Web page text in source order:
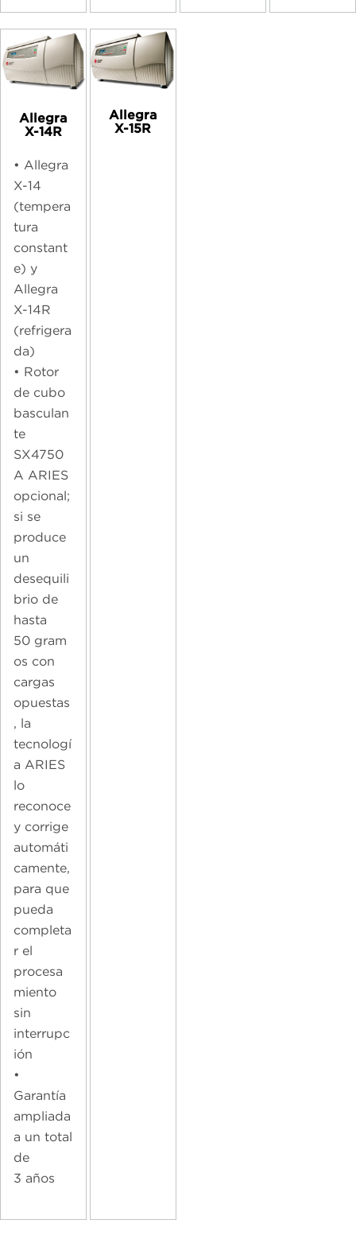
Allegra
X-14R
• Allegra
X-14
(tempera
tura
constant
e) y
Allegra
X-14R
(refrigera
da)
• Rotor
de cubo
basculan
te
SX4750
A ARIES
opcional;
si se
produce
un
desequili
brio de
hasta
50 gram
os con
cargas
opuestas
, la
tecnologí
a ARIES
lo
reconoce
y corrige
automáti
camente,
para que
pueda
completa
r el
procesa
miento
sin
interrupc
ión
•
Garantía
ampliada
a un total
de
3 años
Allegra
X-15R